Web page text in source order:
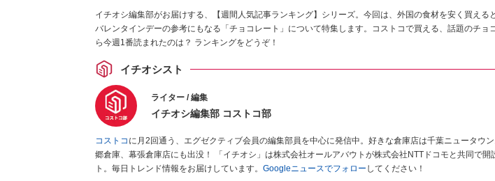
イチオシ編集部がお届けする、【週間人気記事ランキング】シリーズ。今回は、外国の食材を安く買える
バレンタインデーの参考にもなる「チョコレート」について特集します。コストコで買える、話題のチョ
ら今週1番読まれたのは？ ランキングをどうぞ！
イチオシスト
ライター / 編集
イチオシ編集部 コストコ部
コストコ に月2回通う、エグゼクティブ会員の編集部員を中心に発信中。好きな倉庫店は千葉ニュータウ
郷倉庫、幕張倉庫店にも出没！ 「イチオシ」は株式会社オールアバウトが株式会社NTTドコモと共同で開
ト。毎日トレンド情報をお届けしています。 Googleニュースでフォロー してください！